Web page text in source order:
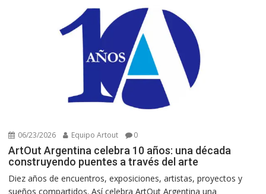
06/23/2026 Equipo Artout 0
ArtOut Argentina celebra 10 años: una década
construyendo puentes a través del arte
Diez años de encuentros, exposiciones, artistas, proyectos y
sueños compartidos. Así celebra ArtOut Argentina una